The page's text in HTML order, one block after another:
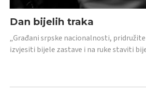
Dan bijelih traka
„Građani srpske nacionalnosti,
izvjesiti bijele zastave i na ruke staviti